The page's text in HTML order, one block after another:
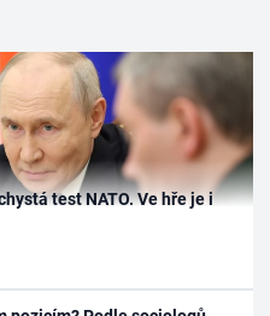
test NATO. Ve hře je i